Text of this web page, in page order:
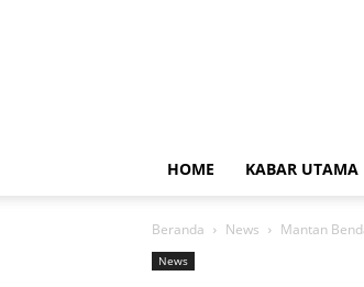
HOME KABAR UTAMA
Beranda News Mantan
News